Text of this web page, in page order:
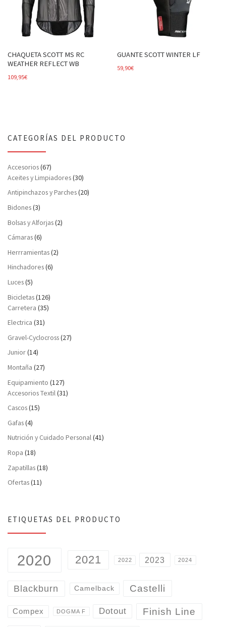
CHAQUETA SCOTT MS RC
WEATHER REFLECT WB
109,95€
GUANTE SCOTT WINTER LF
59,90€
CATEGORÍAS DEL PRODUCTO
Accesorios(67)
Aceites y Limpiadores(30)
Antipinchazos y Parches(20)
Bidones(3)
Bolsas y Alforjas(2)
Cámaras(6)
Herrramientas(2)
Hinchadores(6)
Luces(5)
Bicicletas(126)
Carretera (35)
Electrica (31)
Gravel-Cyclocross(27)
Junior(14)
Montaña (27)
Equipamiento (127)
Accesorios Textil(31)
Cascos(15)
Gafas(4)
Nutrición y Cuidado Personal(41)
Ropa (18)
Zapatillas(18)
Ofertas(11)
ETIQUETAS DEL PRODUCTO
2020 2021 2022 2023 2024
Blackburn Camelback Castelli
Compex DOGMA F Dotout Finish Line